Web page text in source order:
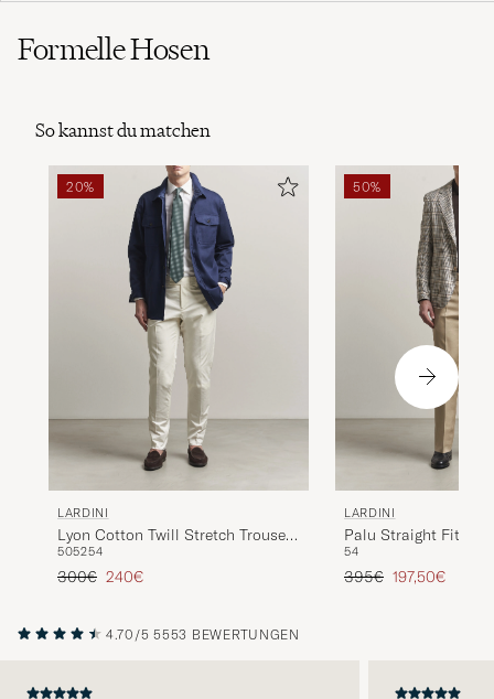
Formelle Hosen
So kannst du matchen
20%
LARDINI
Lyon Cotton Twill Stretch Trousers
White
505254
Regulärer Preis
300€ Reduzierter Preis
240€
50%
LARDINI
Palu Straight Fit
Trousers Beige
54
Regulärer Preis
395€ Reduzierter
197,50€
4.70/5 5553 BEWERTUNGEN